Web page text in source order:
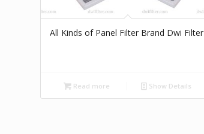
All Kinds of Panel Filter Brand Dwi Filter
Read more Show Details